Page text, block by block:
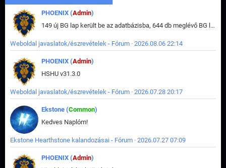
PHOENIX (Admin)
149 új BG lap került be az adatbázisba, 644 db meglévő BG lap módosult, bekerültek az új képek a megváltozott lapokhoz is.
Weboldal javaslatok/észrevételek - Fórum · 2026.08.06 22:14
PHOENIX (Admin)
HSHU v31.3.0
Weboldal javaslatok/észrevételek - Fórum · 2026.07.28 20:17
Ekstone (Common)
Kedves Naplóm!
Ekstone Hearthstone kalandozásai - Fórum · 2026.07.27 07:09
PHOENIX (Admin)